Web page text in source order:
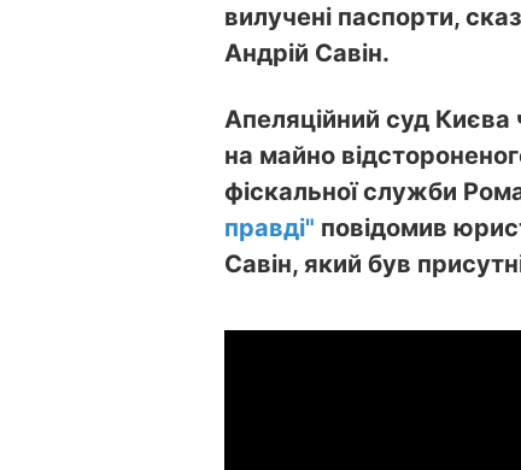
вилучені паспорти,
Андрій Савін.
Апеляційний суд
на майно
фіскальної служби
правді" повідомив
Савін, який був